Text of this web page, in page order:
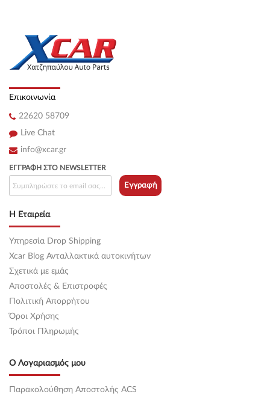
Επικοινωνία
22620 58709
Live Chat
info@xcar.gr
Η Εταιρεία
Υπηρεσία Drop Shipping
Xcar Blog Ανταλλακτικά αυτοκινήτων
Σχετικά με εμάς
Αποστολές & Επιστροφές
Πολιτική Απορρήτου
Όροι Χρήσης
Τρόποι Πληρωμής
Ο Λογαριασμός μου
Παρακολούθηση Αποστολής ACS
ΕΓΓΡΑΦΉ ΣΤΟ NEWSLETTER
Εγγραφή